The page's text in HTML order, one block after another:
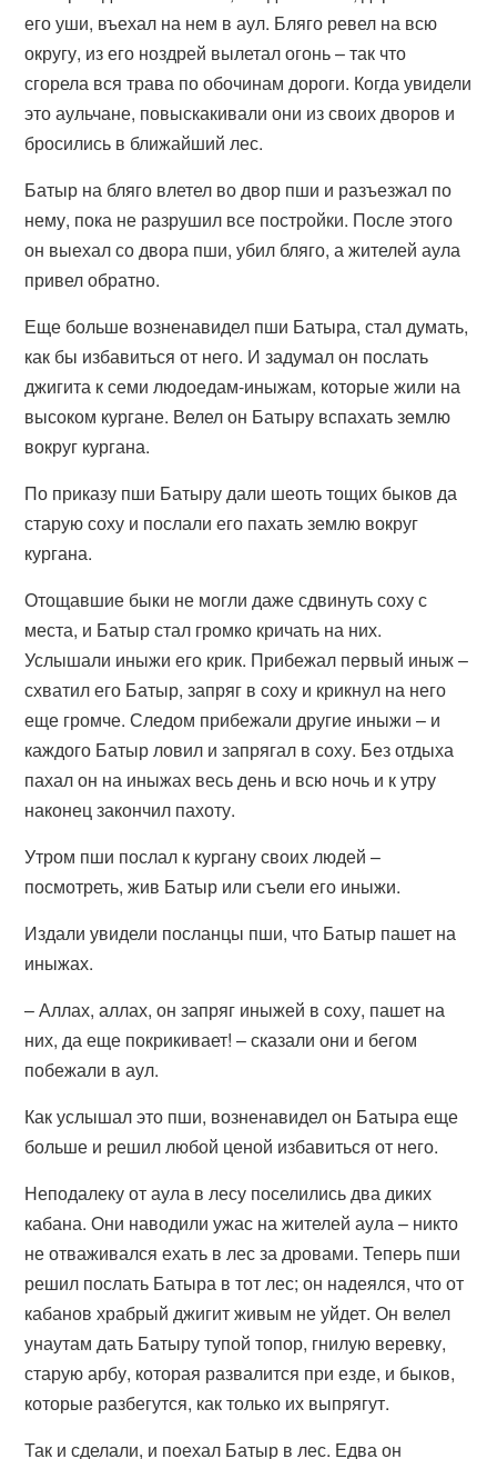
его уши, въехал на нем в аул. Бляго ревел на всю
округу, из его ноздрей вылетал огонь – так что
сгорела вся трава по обочинам дороги. Когда увидели
это аульчане, повыскакивали они из своих дворов и
бросились в ближайший лес.
Батыр на бляго влетел во двор пши и разъезжал по
нему, пока не разрушил все постройки. После этого
он выехал со двора пши, убил бляго, а жителей аула
привел обратно.
Еще больше возненавидел пши Батыра, стал думать,
как бы избавиться от него. И задумал он послать
джигита к семи людоедам-иныжам, которые жили на
высоком кургане. Велел он Батыру вспахать землю
вокруг кургана.
По приказу пши Батыру дали шеоть тощих быков да
старую соху и послали его пахать землю вокруг
кургана.
Отощавшие быки не могли даже сдвинуть соху с
места, и Батыр стал громко кричать на них.
Услышали иныжи его крик. Прибежал первый иныж –
схватил его Батыр, запряг в соху и крикнул на него
еще громче. Следом прибежали другие иныжи – и
каждого Батыр ловил и запрягал в соху. Без отдыха
пахал он на иныжах весь день и всю ночь и к утру
наконец закончил пахоту.
Утром пши послал к кургану своих людей –
посмотреть, жив Батыр или съели его иныжи.
Издали увидели посланцы пши, что Батыр пашет на
иныжах.
– Аллах, аллах, он запряг иныжей в соху, пашет на
них, да еще покрикивает! – сказали они и бегом
побежали в аул.
Как услышал это пши, возненавидел он Батыра еще
больше и решил любой ценой избавиться от него.
Неподалеку от аула в лесу поселились два диких
кабана. Они наводили ужас на жителей аула – никто
не отваживался ехать в лес за дровами. Теперь пши
решил послать Батыра в тот лес; он надеялся, что от
кабанов храбрый джигит живым не уйдет. Он велел
унаутам дать Батыру тупой топор, гнилую веревку,
старую арбу, которая развалится при езде, и быков,
которые разбегутся, как только их выпрягут.
Так и сделали, и поехал Батыр в лес. Едва он